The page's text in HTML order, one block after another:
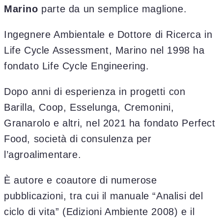
Marino parte da un semplice maglione.
Ingegnere Ambientale e Dottore di Ricerca in
Life Cycle Assessment, Marino nel 1998 ha
fondato Life Cycle Engineering.
Dopo anni di esperienza in progetti con
Barilla, Coop, Esselunga, Cremonini,
Granarolo e altri, nel 2021 ha fondato Perfect
Food, società di consulenza per
l’agroalimentare.
È autore e coautore di numerose
pubblicazioni, tra cui il manuale “Analisi del
ciclo di vita” (Edizioni Ambiente 2008) e il